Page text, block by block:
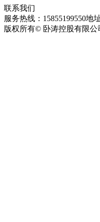
联系我们
服务热线：15855199550地
版权所有© 卧涛控股有限公